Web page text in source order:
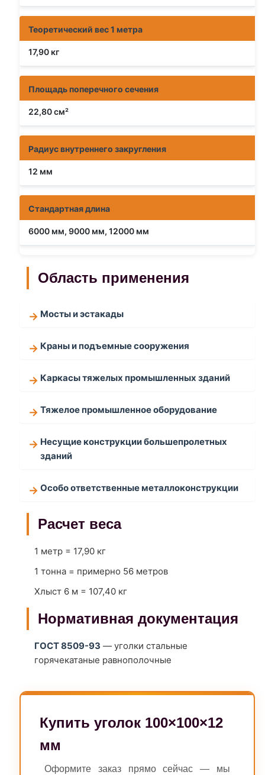
Теоретический вес 1 метра
17,90 кг
Площадь поперечного сечения
22,80 см²
Радиус внутреннего закругления
12 мм
Стандартная длина
6000 мм, 9000 мм, 12000 мм
Область применения
Мосты и эстакады
Краны и подъемные сооружения
Каркасы тяжелых промышленных зданий
Тяжелое промышленное оборудование
Несущие конструкции большепролетных
зданий
Особо ответственные металлоконструкции
Расчет веса
1 метр = 17,90 кг
1 тонна = примерно 56 метров
Хлыст 6 м = 107,40 кг
Нормативная документация
ГОСТ 8509-93 — уголки стальные
горячекатаные равнополочные
Купить уголок 100×100×12
мм
Оформите заказ прямо сейчас — мы